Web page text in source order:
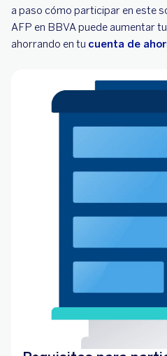
a paso cómo participar en este
AFP en BBVA puede aumentar
ahorrando en tu cuenta de